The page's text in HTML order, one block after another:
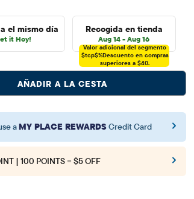
el mismo día
it Hoy!
Recogida en tienda
Aug 14 - Aug 16
Valor adicional del segmento
$tcp$%Descuento en compras
superiores a $40.
AÑADIR A LA CESTA
aMY PLACE REWARDSCredit Card
| 100 POINTS = $5 OFF